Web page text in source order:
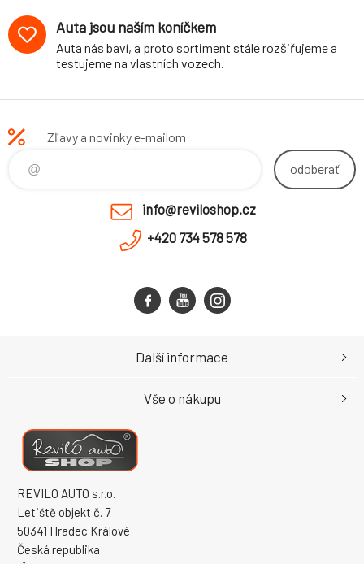
Auta jsou naším koníčkem
Auta nás baví, a proto sortiment stále rozšiřujeme a
testujeme na vlastních vozech.
Zľavy a novinky e-mailom
odoberať
info@reviloshop.cz
+420 734 578 578
REVILO AUTO s.r.o.
Letiště objekt č. 7
50341 Hradec Králové
Česká republika
Další informace
Vše o nákupu